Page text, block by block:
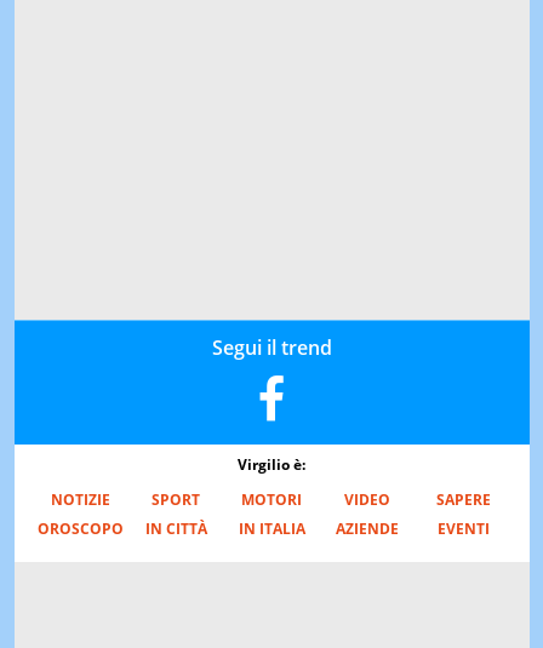
Segui il trend
Virgilio è:
NOTIZIE
SPORT MOTORI VIDEO
SAPERE
OROSCOPO
IN CITTÀ IN ITALIA AZIENDE EVENTI